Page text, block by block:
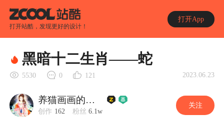
打开站酷，发现更好的设计！
打开App
黑暗十二生肖——蛇
5530 0 121 2023.06.23
养猫画画的随随
创作 162 粉丝 6.1w
关注